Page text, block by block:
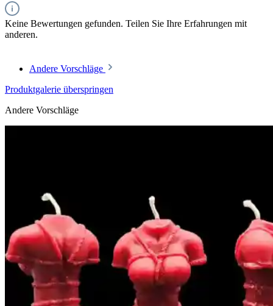
Keine Bewertungen gefunden. Teilen Sie Ihre Erfahrungen mit
anderen.
Andere Vorschläge
Produktgalerie überspringen
Andere Vorschläge